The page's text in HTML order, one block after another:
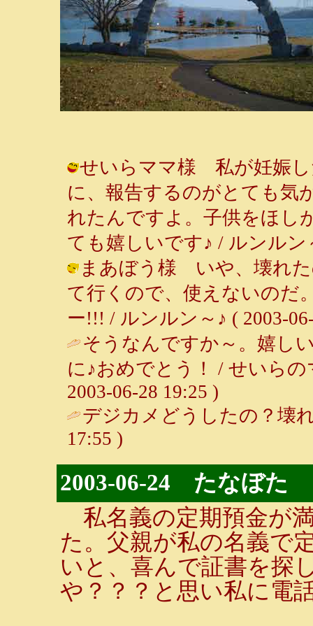
せいらママ様 私が妊娠し
に、報告するのがとても気
れたんですよ。子供をほし
ても嬉しいです♪ / ルンルン
まあぼう様 いや、壊れた
て行くので、使えないのだ
ー!!! / ルンルン～♪ ( 2003-
そうなんですか～。嬉し
に♪おめでとう！ / せいら
2003-06-28 19:25 )
デジカメどうしたの？壊
17:55 )
2003-06-24 たなぼた
私名義の定期預金が
た。父親が私の名義で
いと、喜んで証書を探
や？？？と思い私に電